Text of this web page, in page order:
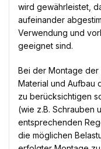
wird gewährleistet,
aufeinander
Verwendung und
geeignet sind.
Bei der Montage der
Material und Aufbau
zu berücksichtigen
(wie z.B. Schrauben
entsprechenden
die möglichen